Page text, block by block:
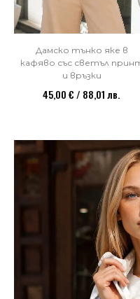
Дамско тънко яке в
кафяво със светъл
и връзки
45,00 € / 88,01 лв.